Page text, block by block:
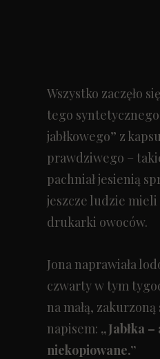
Wszystko zaczęło
tego
jabłkowego” z
prawdziwego –
pachniał jesienią
jeszcze ludzie mieli
drukarki owoców.
Jona naprawiała
czwarty w tym
na małą,
napisem: „Jabłka
niekopiowane.”